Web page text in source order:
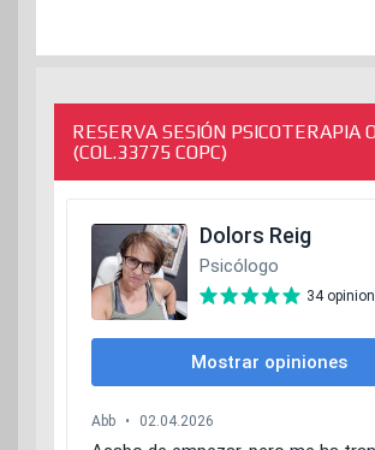
RESERVA SESIÓN PSICOTERAPIA
(COL.33775 COPC)